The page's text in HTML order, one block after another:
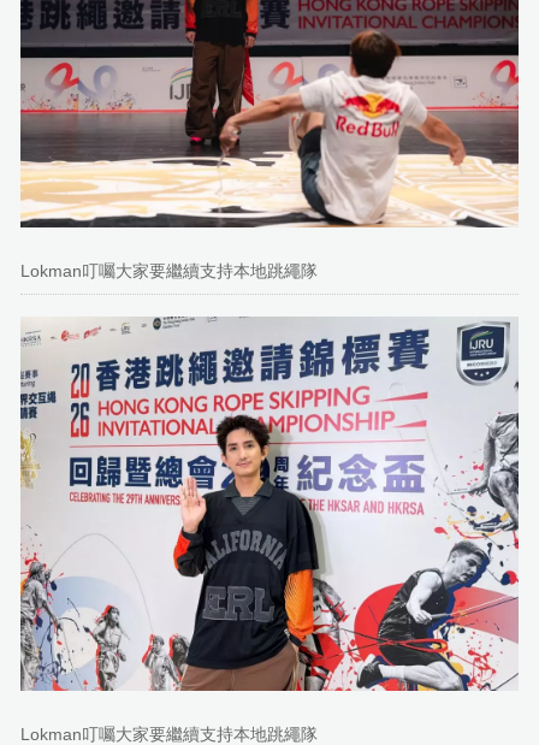
Lokman叮囑大家要繼續支持本地跳繩隊
Lokman叮囑大家要繼續支持本地跳繩隊